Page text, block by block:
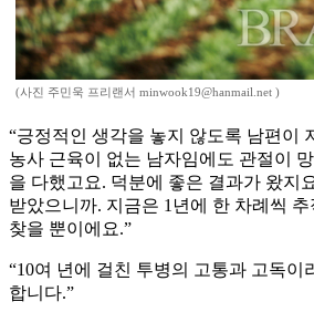
(사진 주민욱 프리랜서 minwook19@hanmail.net )
“긍정적인 생각을 놓지 않도록 남편이
농사 근육이 없는 남자임에도 관절이
을 다했고요. 덕분에 좋은 결과가 왔지
받았으니까. 지금은 1년에 한 차례씩
찾을 뿐이에요.”
“10여 년에 걸친 투병의 고통과 고독이
합니다.”